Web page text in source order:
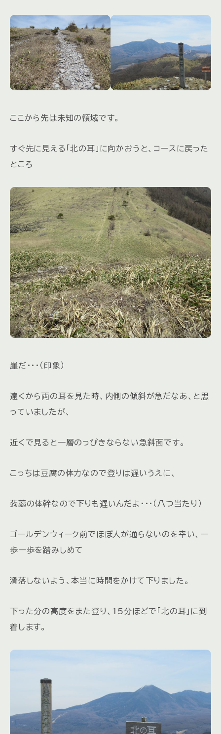
ここから先は未知の領域です。
すぐ先に見える「北の耳」に向かおうと、コースに戻った
ところ
崖だ・・・（印象）
遠くから両の耳を見た時、内側の傾斜が急だなあ、と思
っていましたが、
近くで見ると一層のっぴきならない急斜面です。
こっちは豆腐の体力なので登りは遅いうえに、
蒟蒻の体幹なので下りも遅いんだよ・・・（八つ当たり）
ゴールデンウィーク前でほぼ人が通らないのを幸い、一
歩一歩を踏みしめて
滑落しないよう、本当に時間をかけて下りました。
下った分の高度をまた登り、15分ほどで「北の耳」に到
着します。